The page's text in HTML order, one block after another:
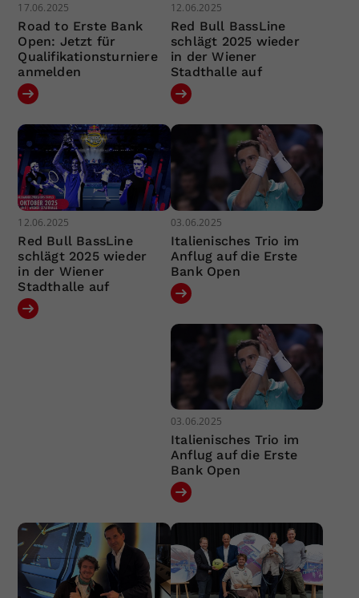
17.06.2025
Road to Erste Bank
Open: Jetzt für
Qualifikationsturniere
anmelden
12.06.2025
Red Bull BassLine
schlägt 2025 wieder
in der Wiener
Stadthalle auf
12.06.2025
Red Bull BassLine
schlägt 2025 wieder
in der Wiener
Stadthalle auf
03.06.2025
Italienisches Trio im
Anflug auf die Erste
Bank Open
03.06.2025
Italienisches Trio im
Anflug auf die Erste
Bank Open